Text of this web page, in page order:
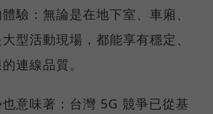
驗：無論是在地下室、車廂、
型活動現場，都能享有穩定、
連線品質。
意味著：台灣 5G 競爭已從基